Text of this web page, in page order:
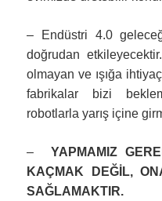
– Endüstri 4.0
doğrudan
olmayan ve ışığa
fabrikalar bizi
robotlarla yarış içine
– YAPMAMIZ
KAÇMAK DEĞİL,
SAĞLAMAKTIR.